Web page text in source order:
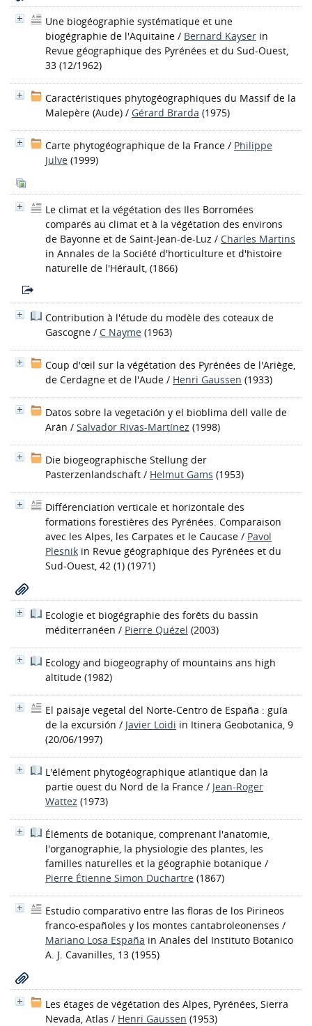
Une biogéographie systématique et une
biogégraphie de l'Aquitaine / Bernard Kayser in
Revue géographique des Pyrénées et du Sud-Ouest,
33 (12/1962)
Caractéristiques phytogéographiques du Massif de la
Malepère (Aude) / Gérard Brarda (1975)
Carte phytogéographique de la France / Philippe
Julve (1999)
Le climat et la végétation des Iles Borromées
comparés au climat et à la végétation des environs
de Bayonne et de Saint-Jean-de-Luz / Charles Martins
in Annales de la Société d'horticulture et d'histoire
naturelle de l'Hérault, (1866)
Contribution à l'étude du modèle des coteaux de
Gascogne / C Nayme (1963)
Coup d'œil sur la végétation des Pyrénées de l'Ariège,
de Cerdagne et de l'Aude / Henri Gaussen (1933)
Datos sobre la vegetación y el bioblima dell valle de
Arán / Salvador Rivas-Martínez (1998)
Die biogeographische Stellung der
Pasterzenlandschaft / Helmut Gams (1953)
Différenciation verticale et horizontale des
formations forestières des Pyrénées. Comparaison
avec les Alpes, les Carpates et le Caucase / Pavol
Plesnik in Revue géographique des Pyrénées et du
Sud-Ouest, 42 (1) (1971)
Ecologie et biogégraphie des forêts du bassin
méditerranéen / Pierre Quézel (2003)
Ecology and biogeography of mountains ans high
altitude (1982)
El paisaje vegetal del Norte-Centro de España : guía
de la excursión / Javier Loidi in Itinera Geobotanica, 9
(20/06/1997)
L'élément phytogéographique atlantique dan la
partie ouest du Nord de la France / Jean-Roger
Wattez (1973)
Éléments de botanique, comprenant l'anatomie,
l'organographie, la physiologie des plantes, les
familles naturelles et la géographie botanique /
Pierre Étienne Simon Duchartre (1867)
Estudio comparativo entre las floras de los Pirineos
franco-españoles y los montes cantabroleonenses /
Mariano Losa España in Anales del Instituto Botanico
A. J. Cavanilles, 13 (1955)
Les étages de végétation des Alpes, Pyrénées, Sierra
Nevada, Atlas / Henri Gaussen (1953)